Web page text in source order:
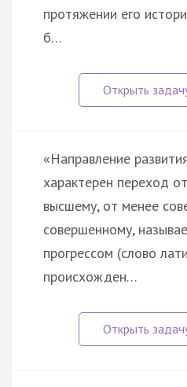
протяжении его
б…
«Направление
характерен переход
высшему, от менее
совершенному,
прогрессом (слово
происхожден…